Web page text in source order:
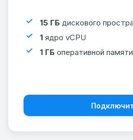
15 ГБ дискового
1 ядро vCPU
1 ГБ оперативной